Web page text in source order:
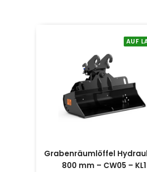
AUF
Grabenräumlöffel
800 mm – CW05 – KL1